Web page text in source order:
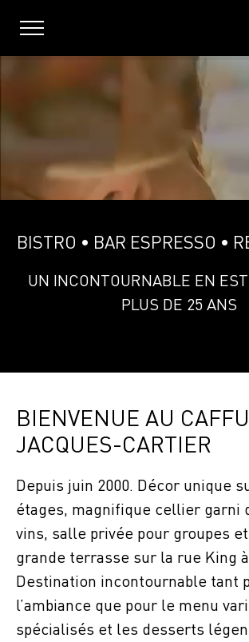
BISTRO • BAR ESPRESSO •
UN INCONTOURNABLE EN
PLUS DE 25 ANS
BIENVENUE AU
JACQUES-CARTIER
Depuis juin 2000. Décor unique
étages, magnifique cellier garni
vins, salle privée pour groupes
grande terrasse sur la rue King
Destination incontournable tant
l’ambiance que pour le menu
spécialisés et les desserts